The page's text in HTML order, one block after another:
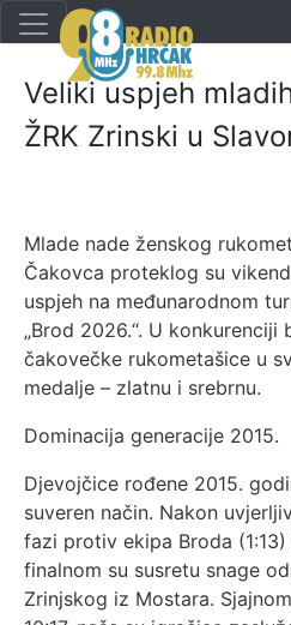
Veliki uspjeh
ŽRK Zrinski u
Mlade nade ženskog
Čakovca proteklog su
uspjeh na međunarodnom
„Brod 2026.“. U
čakovečke rukometašice u
medalje – zlatnu i srebrnu.
Dominacija generacije 2015.
Djevojčice rođene 2015.
suveren način. Nakon
fazi protiv ekipa Broda (1:13)
finalnom su susretu snage
Zrinjskog iz Mostara.